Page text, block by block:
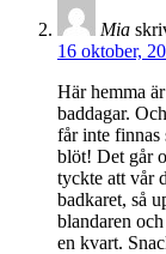
Mia
16 oktober,
Här hemma
baddagar.
får inte finnas
blöt! Det går
tyckte att vår
badkaret, så
blandaren
en kvart.